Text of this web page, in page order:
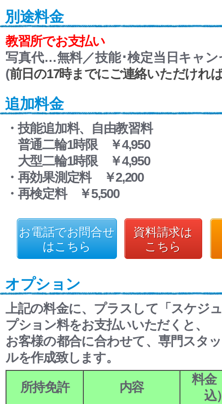
別途料金
教習所でお支払い
写真代…無料／技能･検定当日キャ
(前日の17時までにご連絡いただけれ
追加料金
・技能追加料、自由教習料
普通二輪1時限 ￥4,950
大型二輪1時限 ￥4,950
・再効果測定料 ￥2,200
・再検定料 ￥5,500
お電話でお問合せ
はこちら
資料請求は
こちら
オプション
上記の料金に、プラスして「スケジ
プション料をお支払いいただくと、
お客様の都合に合わせて、専門スタ
ルを作成致します。
所持免許
内容
料金
込